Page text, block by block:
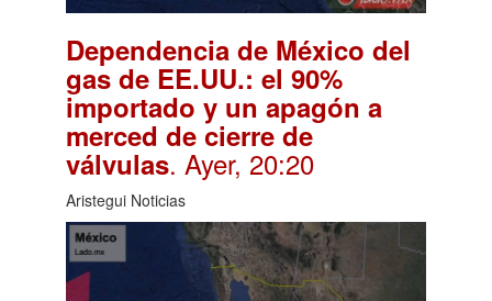
Dependencia de México del
gas de EE.UU.: el 90%
importado y un apagón a
merced de cierre de
válvulas. Ayer, 20:20
Aristegui Noticias